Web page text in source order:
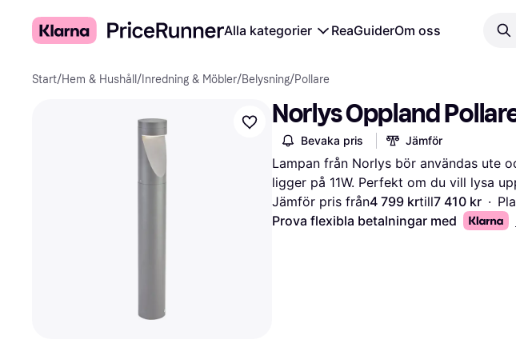
Alla kategorier ReaGuiderOm oss
Start/Hem & Hushåll / Inredning & Möbler/Belysning/Pollare
Norlys Oppland
Bevaka pris Jämför
Lampan från Norlys bör användas ute
ligger på 11W. Perfekt om du vill lysa
Jämför pris från4 799 krtill7 410 kr ·
Prova flexibla betalningar med